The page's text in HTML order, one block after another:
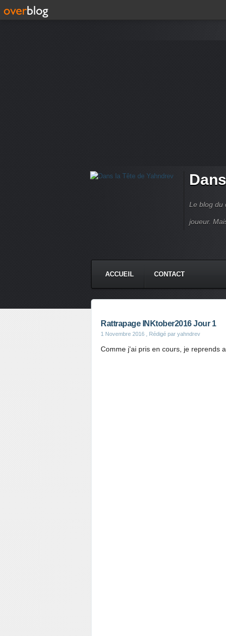
Le blog du
joueur.
ACCUEIL CONTACT
Rattrapage INKtober2016 Jour 1
1 Novembre 2016 , Rédigé par yahndrev
Comme j'ai pris en cours, je reprends